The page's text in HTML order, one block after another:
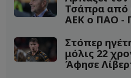
Τσάπρα από
ΑΕΚ ο ΠΑΟ -
Στόπερ
μόλις 22
Άφησε